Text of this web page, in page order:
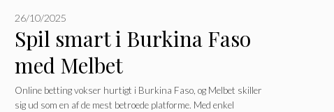
Spil smart i Burkina Faso
med Melbet
26/10/2025
Online betting vokser hurtigt i Burkina Faso, og Melbet skiller
sig ud som en af ​​de mest betroede platforme. Med enkel